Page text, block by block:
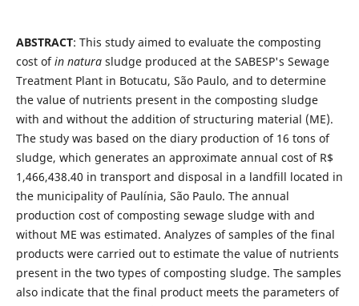
ABSTRACT: This study aimed to evaluate the composting
cost ofin naturasludge produced at the SABESP's Sewage
Treatment Plant in Botucatu, São Paulo, and to determine
the value of nutrients present in the composting sludge
with and without the addition of structuring material (ME).
The study was based on the diary production of 16 tons of
sludge, which generates an approximate annual cost of R$
1,466,438.40 in transport and disposal in a landfill located in
the municipality of Paulínia, São Paulo. The annual
production cost of composting sewage sludge with and
without ME was estimated. Analyzes of samples of the final
products were carried out to estimate the value of nutrients
present in the two types of composting sludge. The samples
also indicate that the final product meets the parameters of